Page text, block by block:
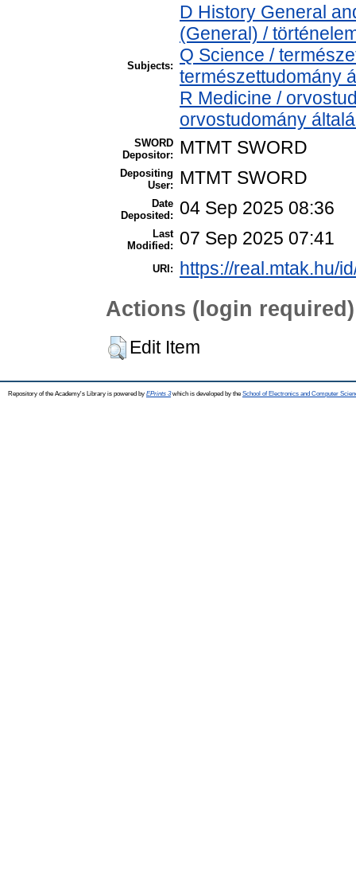
Subjects:
D History General
(General) /
Q Science /
természettudomány
R Medicine /
orvostudomány
SWORD
Depositor:
MTMT SWORD
Depositing
User:
MTMT SWORD
Date
Deposited:
04 Sep 2025 08:36
Last
Modified:
07 Sep 2025 07:41
URI: https://real.mtak.hu/
Actions (login required)
Edit Item
Repository of the Academy's Library is powered by EPrints 3which is developed by the School of Electronics and Computer